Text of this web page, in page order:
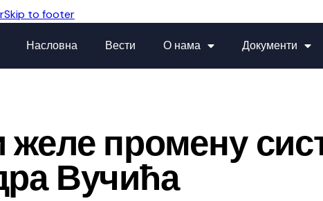
Skip to footer
Насловна Вести О нама Документи
желе промену
Вучића